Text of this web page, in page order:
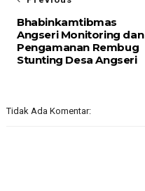
Bhabinkamtibmas
Angseri Monitoring dan
Pengamanan Rembug
Stunting Desa Angseri
Tidak Ada Komentar: